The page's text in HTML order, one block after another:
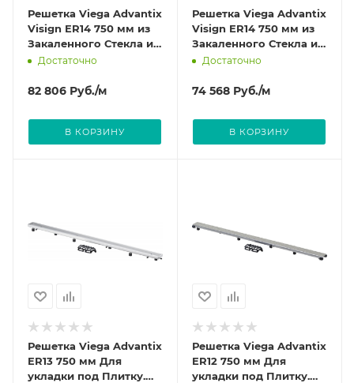
Решетка Viega Advantix
Visign ER14 750 мм из
Закаленного Стекла и
нержавеющей стали
Достаточно
82 806 Руб./м
В КОРЗИНУ
Решетка Viega Advantix
Visign ER14 750 мм из
Закаленного Стекла и
нержавеющей стали
504
Достаточно
74 568 Руб./м
В КОРЗИНУ
Решетка Viega Advantix
ER13 750 мм Для
укладки под Плитку.
Решетка Viega Advantix
ER12 750 мм Для
укладки под Плитку.